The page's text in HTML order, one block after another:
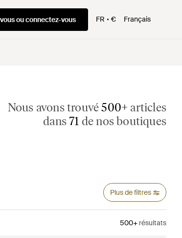
ou connectez-vous FR € Français
Nous avons trouvé500+ articles
dans 71 de nos boutiques
Plus de filtres
500+ résultats